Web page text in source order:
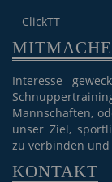
ClickTT
Interesse
Mannschaften,
unser Ziel,
zu verbinden
KONTAKT